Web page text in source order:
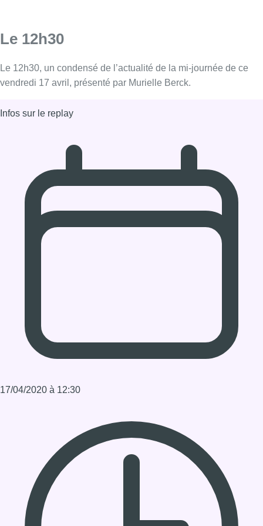
Le 12h30
Le 12h30, un condensé de l’actualité de la mi-journée de ce
vendredi 17 avril, présenté par Murielle Berck.